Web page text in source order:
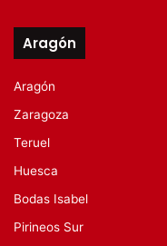
Aragón
Aragón
Zaragoza
Teruel
Huesca
Bodas Isabel
Pirineos Sur